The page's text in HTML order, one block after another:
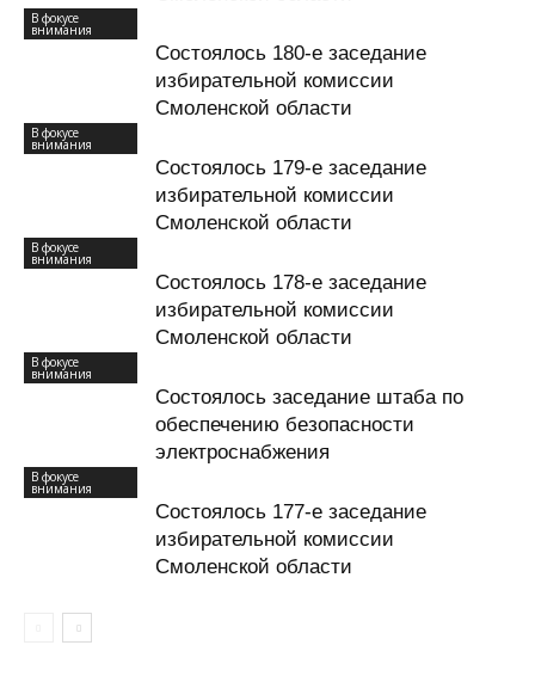
В фокусе
внимания
Состоялось 180-е заседание
избирательной комиссии
Смоленской области
В фокусе
внимания
Состоялось 179-е заседание
избирательной комиссии
Смоленской области
В фокусе
внимания
Состоялось 178-е заседание
избирательной комиссии
Смоленской области
В фокусе
внимания
Состоялось заседание штаба по
обеспечению безопасности
электроснабжения
В фокусе
внимания
Состоялось 177-е заседание
избирательной комиссии
Смоленской области